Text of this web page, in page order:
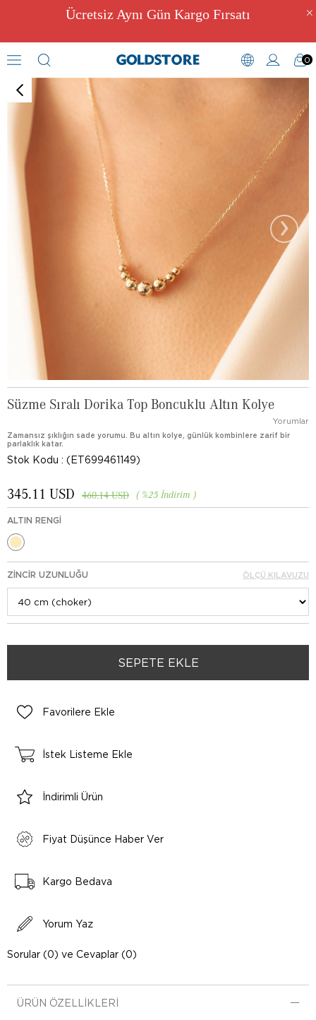
Ücretsiz Aynı Gün Kargo Fırsatı
0
Dini ve Manevi Kolyeler
›
Süzme Sıralı Dorika Top Boncuklu Altın Kolye
Yorumlar
Zamansız şıklığın sade yorumu. Bu altın kolye, günlük kombinlere zarif bir
parlaklık katar.
Stok Kodu (ET699461149)
%25 İndirim
460.14 USD
345.11 USD
ALTIN RENGI
ZINCIR UZUNLUĞU ÖLÇÜ KILAVUZU
Favorilere Ekle
İstek Listeme Ekle
İndirimli Ürün
Fiyat Düşünce Haber Ver
Kargo Bedava
Yorum Yaz
Sorular (0) ve Cevaplar (0)
ÜRÜN ÖZELLIKLERI